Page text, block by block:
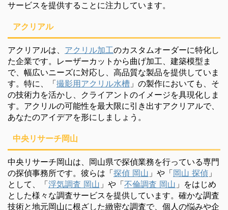
サービスを提供することに注力しています。
アクリアル
アクリアルは、 アクリル加工のカスタムオーダーに特化し
た企業です。レーザーカットから曲げ加工、建築模型ま
で、幅広いニーズに対応し、高品質な製品を提供していま
す。特に、「撮影用アクリル水槽 」の製作においても、そ
の技術力を活かし、クライアントのイメージを具現化しま
す。アクリルの可能性を最大限に引き出すアクリアルで、
あなたのアイデアを形にしましょう。
中央リサーチ岡山
中央リサーチ岡山は、岡山県で探偵業務を行っている専門
の探偵事務所です。彼らは「探偵 岡山 」や「岡山 探偵 」
として、「浮気調査 岡山 」や「不倫調査 岡山 」をはじめ
とした様々な調査サービスを提供しています。確かな調査
技術と地元岡山に根ざした緻密な調査で、個人の悩みや企